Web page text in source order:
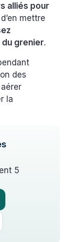
alliés pour
mettre
du grenier.
des
la
5